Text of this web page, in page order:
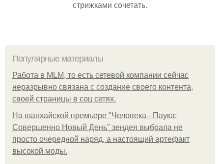
стрижками сочетать.
Популярные материалы
Работа в MLM, то есть сетевой компании сейчас
неразрывно связана с создание своего контента,
своей страницы в соц сетях.
На шанхайской премьере "Человека - Паука:
Совершенно Новый День" зендея выбрала не
просто очередной наряд, а настоящий артефакт
высокой моды.